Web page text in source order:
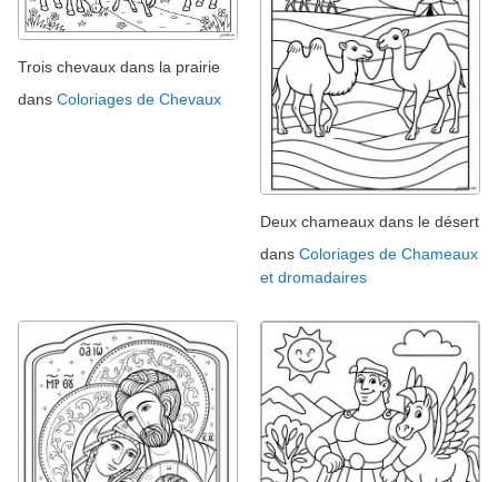
Trois chevaux dans la prairie
dans Coloriages de Chevaux
Deux chameaux dans le désert
dans Coloriages de Chameaux
et dromadaires